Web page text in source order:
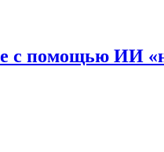
с помощью ИИ